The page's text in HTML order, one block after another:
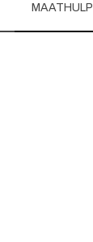
MAATHULP